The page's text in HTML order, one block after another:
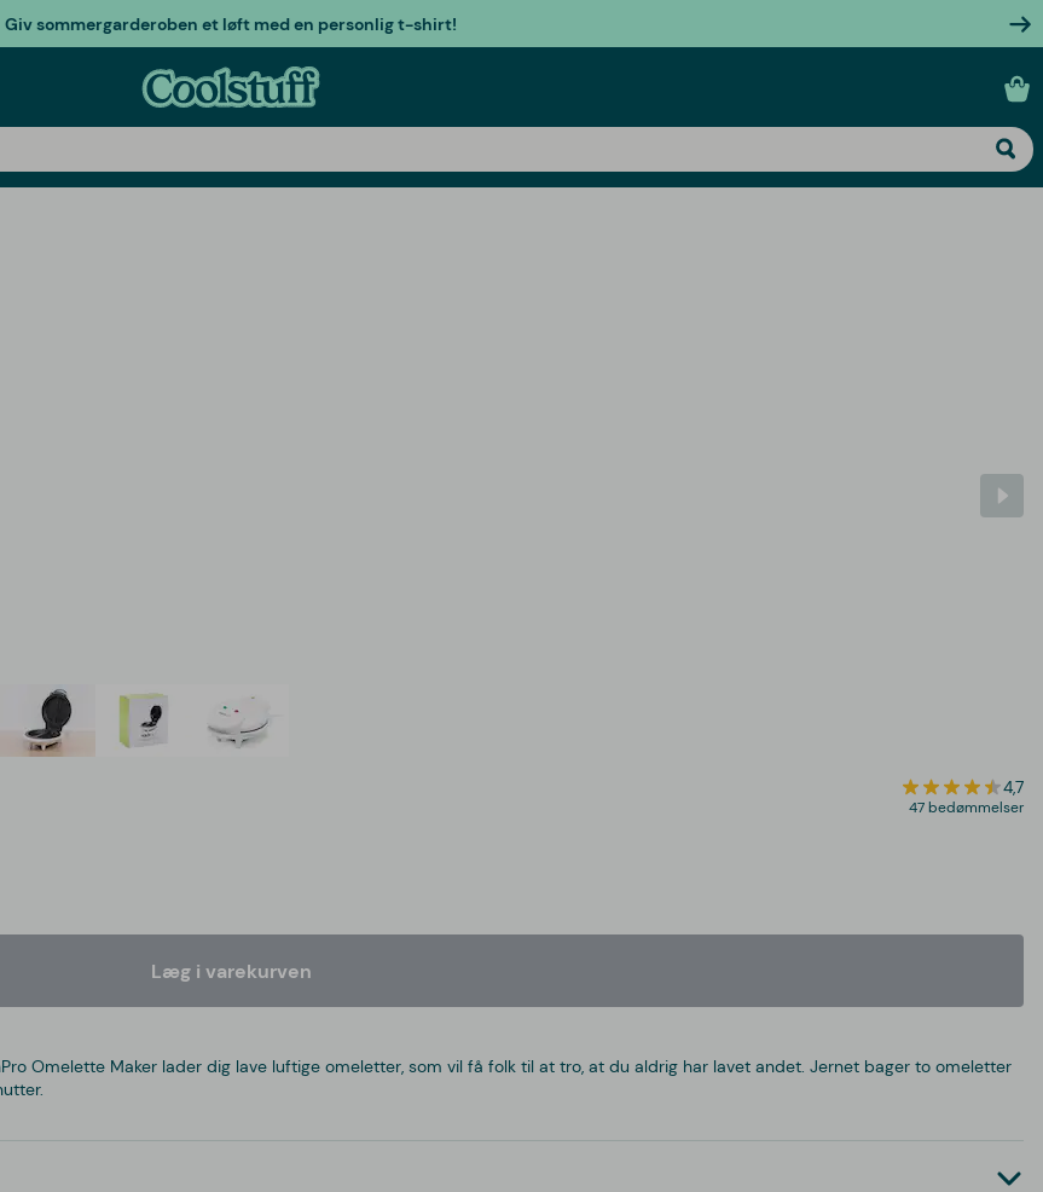
Giv sommergarderoben et løft med en personlig t-shirt!
4,7
47 bedømmelser
Læg i varekurven
Omelette Maker lader dig lave luftige omeletter, som vil få folk til at tro, at du aldrig har lavet andet. Jernet bager to omeletter